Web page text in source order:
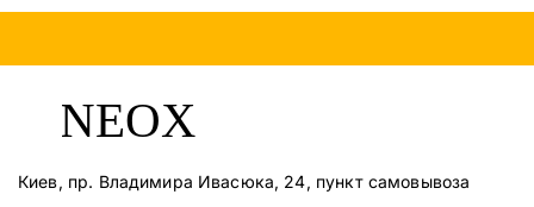
Киев, пр. Владимира Ивасюка, 24, пункт самовывоза